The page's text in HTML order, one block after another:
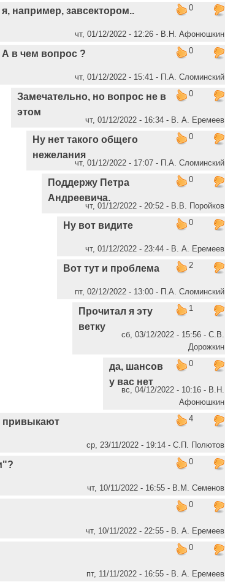
0
я, например, завсектором..
чт, 01/12/2022 - 12:26 - В.Н. Афонюшкин
0
А в чем вопрос ?
чт, 01/12/2022 - 15:41 - П.А. Сломинский
0
Замечательно, но вопрос не в
этом
чт, 01/12/2022 - 16:34 - В. А. Еремеев
0
Ну нет такого общего
нежелания
чт, 01/12/2022 - 17:07 - П.А. Сломинский
0
Поддержу Петра
Андреевича.
чт, 01/12/2022 - 20:52 - В.В. Поройков
0
Ну вот видите
чт, 01/12/2022 - 23:44 - В. А. Еремеев
2
Вот тут и проблема
пт, 02/12/2022 - 13:00 - П.А. Сломинский
1
Прочитал я эту
ветку
сб, 03/12/2022 - 15:56 - С.В.
Дорожкин
0
да, шансов
у вас нет
вс, 04/12/2022 - 10:16 - В.Н.
Афонюшкин
4
привыкают
ср, 23/11/2022 - 19:14 - C.П. Полютов
0
чт, 10/11/2022 - 16:55 - В.М. Семенов
0
чт, 10/11/2022 - 22:55 - В. А. Еремеев
0
пт, 11/11/2022 - 16:55 - В. А. Еремеев